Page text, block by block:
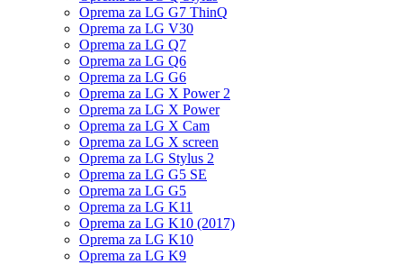
Oprema za LG G7 ThinQ
Oprema za LG V30
Oprema za LG Q7
Oprema za LG Q6
Oprema za LG G6
Oprema za LG X Power 2
Oprema za LG X Power
Oprema za LG X Cam
Oprema za LG X screen
Oprema za LG Stylus 2
Oprema za LG G5 SE
Oprema za LG G5
Oprema za LG K11
Oprema za LG K10 (2017)
Oprema za LG K10
Oprema za LG K9